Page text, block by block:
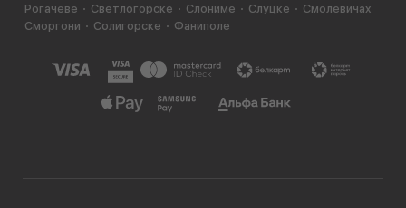
Рогачеве
Светлогорске Слониме Слуцке
Смолевичах
Сморгони
Солигорске Фаниполе